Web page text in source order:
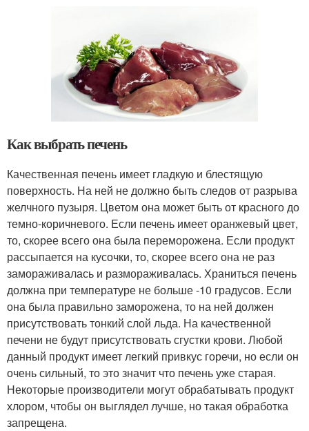
Как выбрать печень
Качественная печень имеет гладкую и блестящую
поверхность. На ней не должно быть следов от разрыва
желчного пузыря. Цветом она может быть от красного до
темно-коричневого. Если печень имеет оранжевый цвет,
то, скорее всего она была переморожена. Если продукт
рассыпается на кусочки, то, скорее всего она не раз
замораживалась и размораживалась. Храниться печень
должна при температуре не больше -10 градусов. Если
она была правильно заморожена, то на ней должен
присутствовать тонкий слой льда. На качественной
печени не будут присутствовать сгустки крови. Любой
данный продукт имеет легкий привкус горечи, но если он
очень сильный, то это значит что печень уже старая.
Некоторые производители могут обрабатывать продукт
хлором, чтобы он выглядел лучше, но такая обработка
запрещена.